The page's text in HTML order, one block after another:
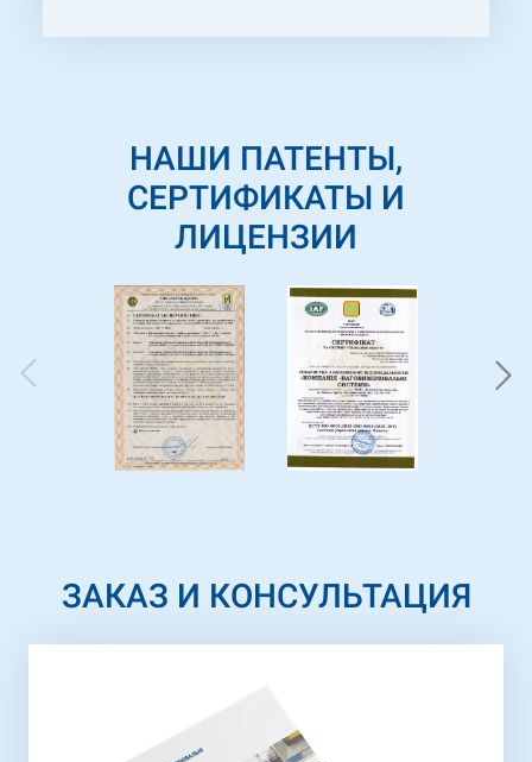
вирішенні загальних технічних питань.
НАШИ ПАТЕНТЫ,
СЕРТИФИКАТЫ И
ЛИЦЕНЗИИ
ЗАКАЗ И КОНСУЛЬТАЦИЯ